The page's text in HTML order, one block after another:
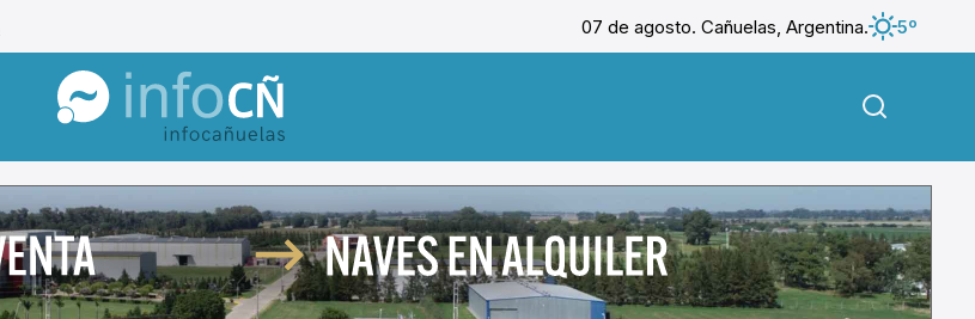
07 de agosto. Cañuelas, Argentina.
5º
InfoCañuelas